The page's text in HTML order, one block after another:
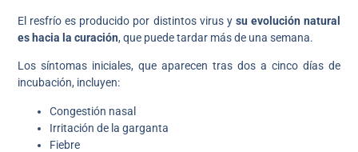
El resfrío es producido por distintos virus y su evolución natural
es hacia la curación, que puede tardar más de una semana.
Los síntomas iniciales, que aparecen tras dos a cinco días de
incubación, incluyen:
Congestión nasal
Irritación de la garganta
Fiebre